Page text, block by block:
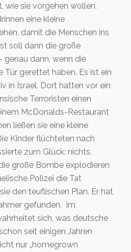
wie sie vorgehen wollen.
eine kleine
damit die Menschen ins
soll dann die große
dann, wenn die
Tür gerettet haben. Es ist ein
in Israel. Dort hatten vor ein
Terroristen einen
McDonalds-Restaurant
ließen sie eine kleine
Kinder flüchteten nach
zum Glück: nichts.
große Bombe explodieren
Polizei die Tat
den teuflischen Plan. Er hat
gefunden. Im
sich, was deutsche
seit einigen Jahren
nur „homegrown